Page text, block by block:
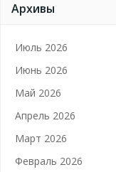
Архивы
Июль 2026
Июнь 2026
Май 2026
Апрель 2026
Март 2026
Февраль 2026